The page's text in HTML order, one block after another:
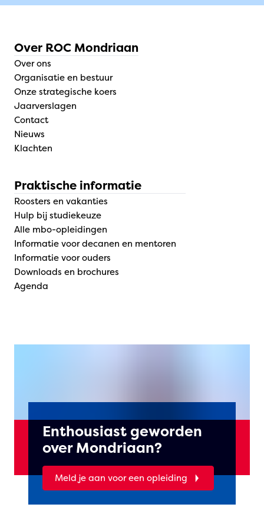
Over ROC Mondriaan
Over ons
Organisatie en bestuur
Onze strategische koers
Jaarverslagen
Contact
Nieuws
Klachten
Praktische informatie
Roosters en vakanties
Hulp bij studiekeuze
Alle mbo-opleidingen
Informatie voor decanen en mentoren
Informatie voor ouders
Downloads en brochures
Agenda
Enthousiast geworden
over Mondriaan?
Meld je aan voor een opleiding